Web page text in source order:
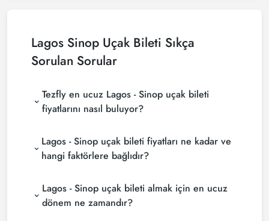
Lagos Sinop Uçak Bileti Sıkça
Sorulan Sorular
Tezfly en ucuz Lagos - Sinop uçak bileti
fiyatlarını nasıl buluyor?
bulmak için tur operatörleri, büyük rezervasyon
siteleri (konsolidatörler) ve yüzlerce havayolu
sitesini aramaktadır. Tezfly sitesinde yapacağın tek
Lagos - Sinop uçak biletlerini bulup karşılaştırabilir
ve un uygun biletini seçebilirsin.
Lagos - Sinop uçak bileti fiyatları ne kadar ve
hangi faktörlere bağlıdır?
seyahat tarihlerinize, bilet sınıfınıza ve rezervasyon
yapılan döneme göre değişiklik gösterir. Erken
Lagos - Sinop uçak bileti almak için en ucuz
dönem ne zamandır?